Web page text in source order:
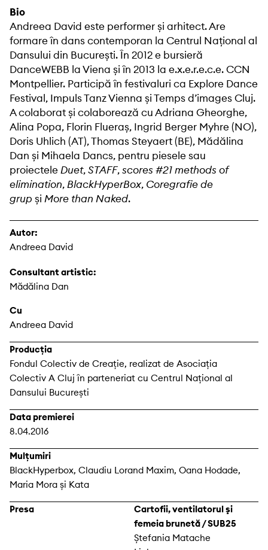
Bio
Andreea David este performer și arhitect. Are
formare în dans contemporan la Centrul Naţional al
Dansului din București. În 2012 e bursieră
DanceWEBB la Viena și în 2013 la e.x.e.r.e.c.e. CCN
Montpellier. Participă în festivaluri ca Explore Dance
Festival, Impuls Tanz Vienna și Temps d’images Cluj.
A colaborat și colaborează cu Adriana Gheorghe,
Alina Popa, Florin Flueraș, Ingrid Berger Myhre (NO),
Doris Uhlich (AT), Thomas Steyaert (BE), Mădălina
Dan și Mihaela Dancs, pentru piesele sau
proiecteleDuet,STAFF,scores #21 methods of
elimination,BlackHyperBox, Coregrafie de
grup și More than Naked.
Autor:
Andreea David
Consultant artistic:
Mădălina Dan
Cu
Andreea David
Producția
Fondul Colectiv de Creație, realizat de Asociația
Colectiv A Cluj în parteneriat cu Centrul Național al
Dansului București
Data premierei
8.04.2016
Mulțumiri
BlackHyperbox, Claudiu Lorand Maxim, Oana Hodade,
Maria Mora și Kata
Presa
Cartofii, ventilatorul şi
femeia brunetă / SUB25
Ștefania Matache